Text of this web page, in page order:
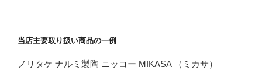
当店主要取り扱い商品の一例
ノリタケ ナルミ製陶 ニッコー MIKASA （ミカサ）